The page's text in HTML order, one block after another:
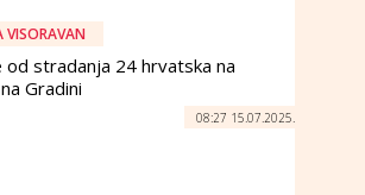
VISORAVAN
od stradanja 24 hrvatska na
Gradini
08:27 15.07.2025.